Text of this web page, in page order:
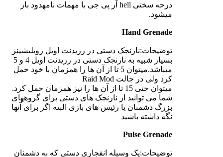
درحه سختی hell آر پی جی با مهمات نامهدود باز
میشود.
Hand Grenade
توضیحات:نارنجک دستی در رزیدنت اویل رویلیشینز
بسیار شبیه به نارنجک دستی در رزیدنت اویل 4 و 5
میباشد.میتوان 5 تا از آن ها را همزمان با خود حمل
کرد ولی در جالت Raid Mod
میتوان حتی 15 تا از آن ها را نیز همزمان حمل کرد.
شما می توانید از نارنجک های دستی برای گروههای
بزرگ دشمنان یا رئیس های بازی البته اگر برای آنها
نگه داشته باشید
Pulse Grenade
توضیحات:یک وسیله انفجاری دستی که به دشمنان